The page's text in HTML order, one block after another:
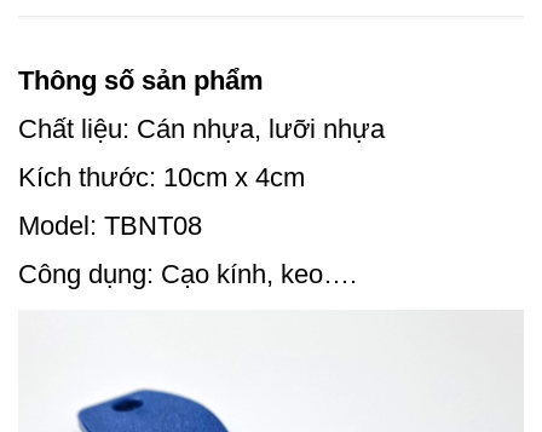
Thông số sản phẩm
Chất liệu: Cán nhựa, lưỡi nhựa
Kích thước: 10cm x 4cm
Model: TBNT08
Công dụng: Cạo kính, keo….